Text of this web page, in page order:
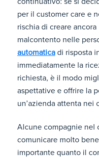
per il customer care e
rischia di creare
malcontento nelle
automatica di risposta
immediatamente la
richiesta, è il modo
aspettative e offrire la
un’azienda attenta
Alcune compagnie nel
comunicare molto
importante quanto il